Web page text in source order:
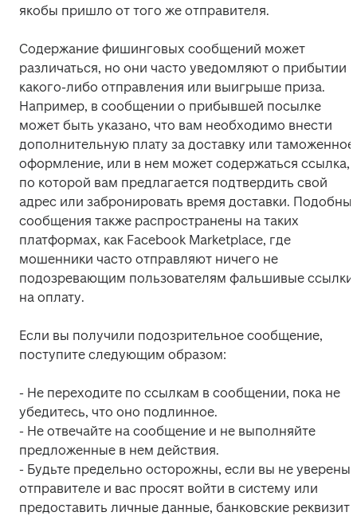
якобы пришло от того же отправителя.
Содержание фишинговых сообщений может
различаться, но они часто уведомляют о прибытии
какого-либо отправления или выигрыше приза.
Например, в сообщении о прибывшей посылке
может быть указано, что вам необходимо внести
дополнительную плату за доставку или таможенное
оформление, или в нем может содержаться ссылка,
по которой вам предлагается подтвердить свой
адрес или забронировать время доставки.
сообщения также распространены на таких
платформах, как Facebook Marketplace, где
мошенники часто отправляют ничего не
подозревающим пользователям фальшивые ссылки
на оплату.
Если вы получили подозрительное сообщение,
поступите следующим образом:
- Не переходите по ссылкам в сообщении, пока не
убедитесь, что оно подлинное.
- Не отвечайте на сообщение и не выполняйте
предложенные в нем действия.
- Будьте предельно осторожны, если вы не уверены
отправителе и вас просят войти в систему или
предоставить личные данные, банковские